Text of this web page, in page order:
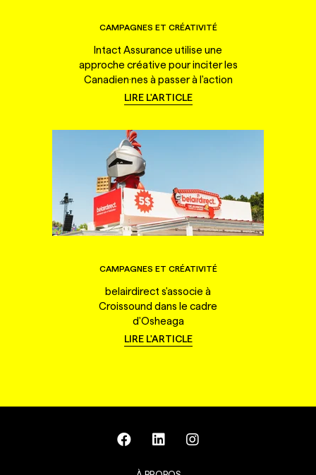
CAMPAGNES ET CRÉATIVITÉ
Intact Assurance utilise une
approche créative pour inciter les
Canadien·nes à passer à l'action
LIRE L'ARTICLE
CAMPAGNES ET CRÉATIVITÉ
belairdirect s'associe à
Croissound dans le cadre
d'Osheaga
LIRE L'ARTICLE